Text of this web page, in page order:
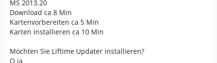
MS 2013.20
Download ca 8 Min
Kartenvorbereiten ca 5 Min
Karten installieren ca 10 Min
Möchten Sie Liftime Updater installieren?
O ja